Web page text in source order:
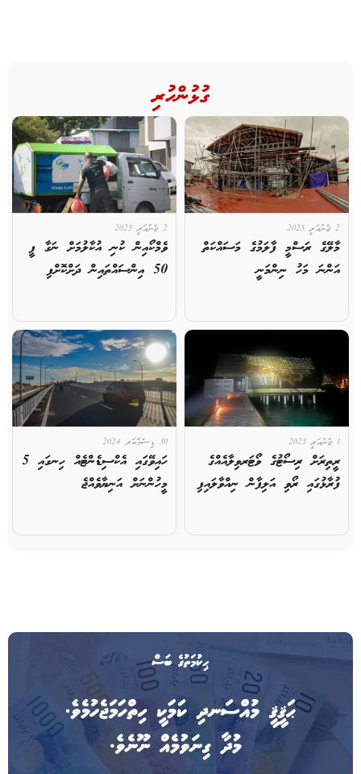
ގުޅުންހުރި
2 ޖެނުއަރީ 2025
މާލޭގެ ރަސްމީ ފާލަމުގެ މަސައްކަތް
އަންނަ މަހު ނިންމަނީ
2 ޖެނުއަރީ 2025
ވެމްކޯއިން ކުނި އުކާލުމަށް ނަގާ ފީ
50 އިންސައްތައިން ދަށްކޮށްފި
1 ޖެނުއަރީ 2025
ރީތިރަށް ރިސޯޓުގެ ވޯޓަރވިލާއެއްގެ
ފުރާޅުގައި ރޯވި އަލިފާން ނިއްވާލައިފި
30 ޑިސެމްބަރ 2024
ހައިވޭގައި އެކްސިޑެންޓެއް ހިނގައި 5
މީހުންނަށް އަނިޔާވެއްޖެ